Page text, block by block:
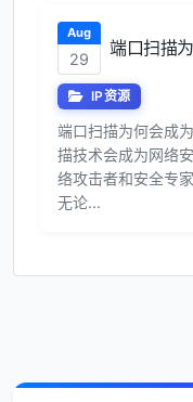
Aug
29
端口扫描
IP资源
端口扫描为何会成
描技术会成为网络
络攻击者和安全专
无论...